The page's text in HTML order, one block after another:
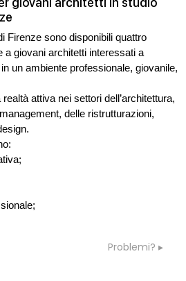
Firenze sono disponibili quattro
a giovani architetti interessati a
un ambiente professionale, giovanile,
attiva nei settori dell’architettura,
delle ristrutturazioni,
Problemi?